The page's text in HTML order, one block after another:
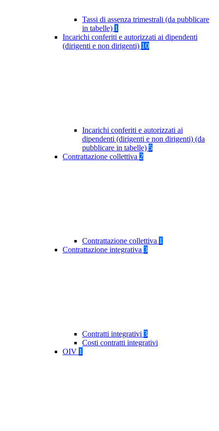
Tassi di assenza trimestrali (da pubblicare
in tabelle) 1
Incarichi conferiti e autorizzati ai dipendenti
(dirigenti e non dirigenti) 10
Incarichi conferiti e autorizzati ai
dipendenti (dirigenti e non dirigenti) (da
pubblicare in tabelle) 5
Contrattazione collettiva 2
Contrattazione collettiva 1
Contrattazione integrativa 3
Contratti integrativi 3
Costi contratti integrativi
OIV 1